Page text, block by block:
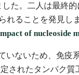
た。二人は最終
れることを発見し
of
いないため、免
されたタンパク